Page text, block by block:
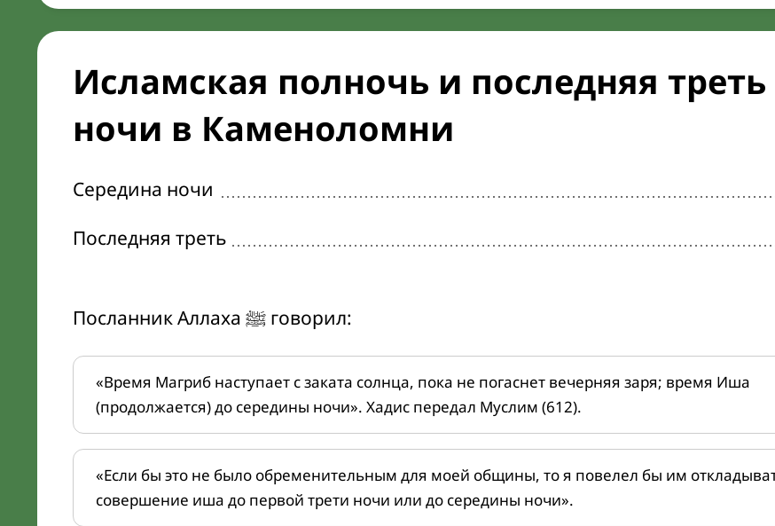
Исламская полночь и последняя треть
ночи в Каменоломни
Середина ночи
Последняя треть
Посланник Аллаха ﷺ говорил:
«Время Магриб наступает с заката солнца, пока не погаснет вечерняя заря; время Иша
(продолжается) до середины ночи». Хадис передал Муслим (612).
«Если бы это не было обременительным для моей общины, то я повелел бы им
совершение иша до первой трети ночи или до середины ночи».